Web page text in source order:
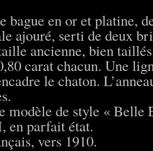
bague en or et platine,
ajouré, serti de deux
ancienne, bien
carat chacun. Une
le chaton.
modèle de style « Belle
en parfait état.
vers 1910.